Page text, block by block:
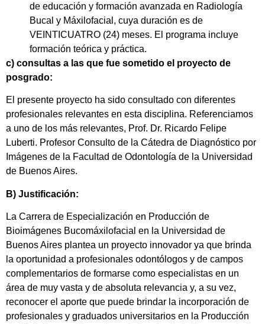
de educación y formación avanzada en Radiología
Bucal y Máxilofacial, cuya duración es de
VEINTICUATRO (24) meses. El programa incluye
formación teórica y práctica.
c) consultas a las que fue sometido el proyecto de
posgrado:
El presente proyecto ha sido consultado con diferentes
profesionales relevantes en esta disciplina. Referenciamos
a uno de los más relevantes, Prof. Dr. Ricardo Felipe
Luberti. Profesor Consulto de la Cátedra de Diagnóstico por
Imágenes de la Facultad de Odontología de la Universidad
de Buenos Aires.
B) Justificación:
La Carrera de Especialización en Producción de
Bioimágenes Bucomáxilofacial en la Universidad de
Buenos Aires plantea un proyecto innovador ya que brinda
la oportunidad a profesionales odontólogos y de campos
complementarios de formarse como especialistas en un
área de muy vasta y de absoluta relevancia y, a su vez,
reconocer el aporte que puede brindar la incorporación de
profesionales y graduados universitarios en la Producción